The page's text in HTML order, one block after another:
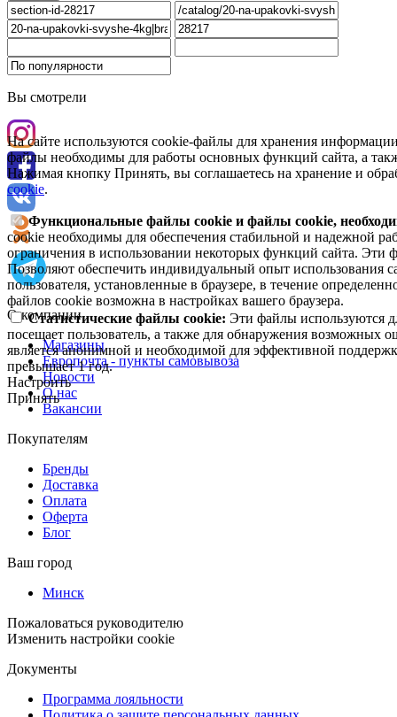
Вы смотрели
На сайте используются cookie-файлы для хранения
файлы необходимы для работы основных функций сайта, а
Нажимая кнопку Принять, вы соглашаетесь на хранение и
cookie.
Функциональные файлы cookie и файлы cookie,
cookie необходимы для обеспечения стабильной и надежной
ограничения в использовании некоторых функций сайта. Эти
Позволяют обеспечить индивидуальный опыт использования
пользователя, установленные в браузере, в течение
файлов cookie возможна в настройках вашего браузера.
Статистические файлы cookie: Эти файлы используются
посещает пользователь, а также для обнаружения возможных
является анонимной и необходимой для эффективной
превышает 1 год.
Настроить
Принять
О компании
Магазины
Европочта - пункты самовывоза
Новости
О нас
Вакансии
Покупателям
Бренды
Доставка
Оплата
Оферта
Блог
Ваш город
Минск
Пожаловаться руководителю
Изменить настройки cookie
Документы
Программа лояльности